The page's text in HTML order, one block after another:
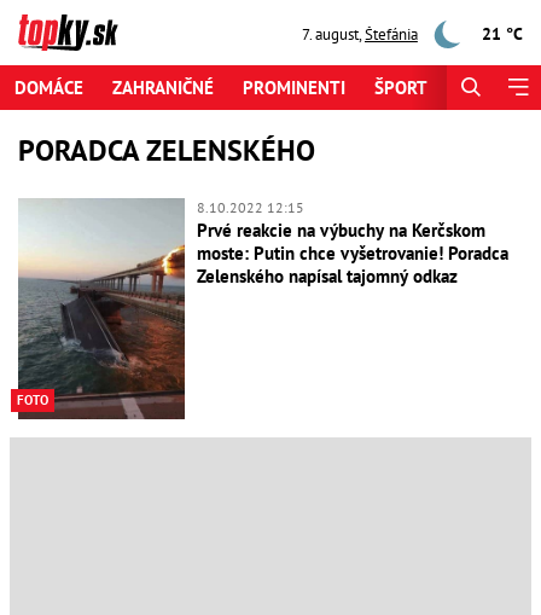
7. august,Štefánia 21 °C
DOMÁCE ZAHRANIČNÉ PROMINENTI ŠPORT
PORADCA ZELENSKÉHO
FOTO
8.10.2022 12:15
Prvé reakcie na výbuchy na Kerčskom
moste: Putin chce vyšetrovanie! Poradca
Zelenského napísal tajomný odkaz